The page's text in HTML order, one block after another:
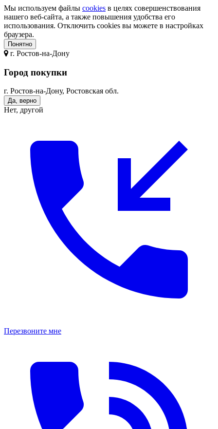
Мы используем файлы cookies в целях совершенствования
нашего веб-сайта, а также повышения удобства его
использования. Отключить cookies вы можете в настройках
браузера.
Понятно
г. Ростов-на-Дону
Город покупки
г. Ростов-на-Дону, Ростовская обл.
Да, верно
Нет, другой
Перезвоните мне